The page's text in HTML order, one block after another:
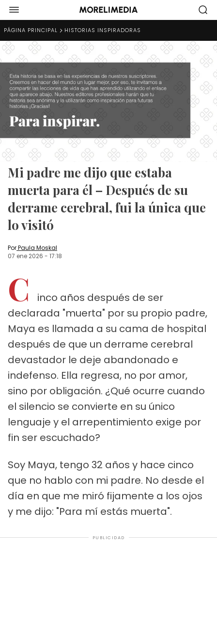
PÁGINA PRINCIPAL HISTORIAS INSPIRADORAS
Mi padre me dijo que estaba
muerta para él – Después de su
derrame cerebral, fui la única que
lo visitó
PorPaula Moskal
07 ene 2026 - 17:18
C
inco años después de ser
declarada "muerta" por su propio padre,
Maya es llamada a su cama de hospital
después de que un derrame cerebral
devastador le deje abandonado e
indefenso. Ella regresa, no por amor,
sino por obligación. ¿Qué ocurre cuando
el silencio se convierte en su único
lenguaje y el arrepentimiento exige por
fin ser escuchado?
Soy Maya, tengo 32 años y hace cinco
que no hablo con mi padre. No desde el
día en que me miró fijamente a los ojos
y me dijo: "Para mí estás muerta".
PUBLICIDAD